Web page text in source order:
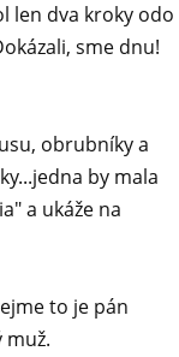
len dva kroky odo
sme dnu!
obrubníky a
by mala
a ukáže na
to je pán